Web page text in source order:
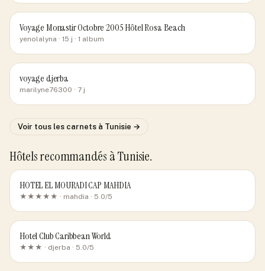
Voyage Monastir Octobre 2005 Hôtel Rosa Beach
yenolalyna · 15 j · 1 album
voyage djerba
marilyne76300 · 7 j
Voir tous les carnets à Tunisie →
Hôtels recommandés à Tunisie.
HOTEL EL MOURADI CAP MAHDIA
★★★★★ · mahdia · 5.0/5
Hotel Club Caribbean World
★★★ · djerba · 5.0/5